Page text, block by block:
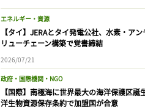
エネルギー・資源
【タイ】JERAとタイ発電公社、水素・ア
リューチェーン構築で覚書締結
2026/07/21
政府・国際機関・NGO
【国際】南極海に世界最大の海洋保護区誕
洋生物資源保存条約で加盟国が合意